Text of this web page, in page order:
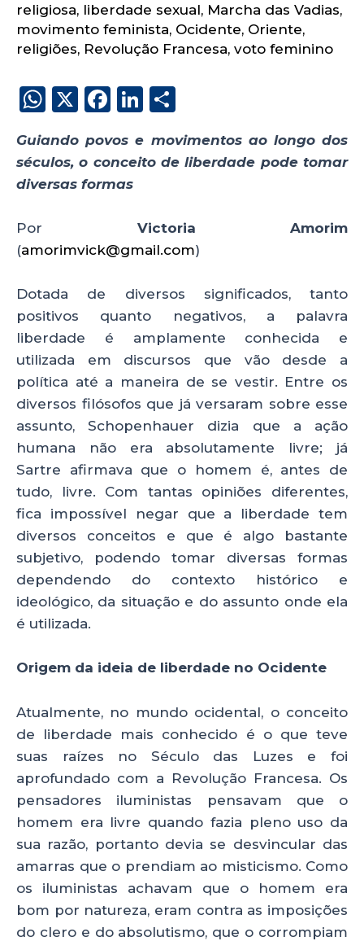
religiosa, liberdade sexual, Marcha das Vadias,
movimento feminista, Ocidente, Oriente,
religiões, Revolução Francesa, voto feminino
W
a
ts
p
X
F
c
e
o
Li
k
e
n
a
re
Guiando povos e movimentos ao longo dos
séculos, o conceito de liberdade pode tomar
diversas formas
Por Victoria Amorim
(amorimvick@gmail.com)
Dotada de diversos significados, tanto
positivos quanto negativos, a palavra
liberdade é amplamente conhecida e
utilizada em discursos que vão desde a
política até a maneira de se vestir. Entre os
diversos filósofos que já versaram sobre esse
assunto, Schopenhauer dizia que a ação
humana não era absolutamente livre; já
Sartre afirmava que o homem é, antes de
tudo, livre. Com tantas opiniões diferentes,
fica impossível negar que a liberdade tem
diversos conceitos e que é algo bastante
subjetivo, podendo tomar diversas formas
dependendo do contexto histórico e
ideológico, da situação e do assunto onde ela
é utilizada.
Origem da ideia de liberdade no Ocidente
Atualmente, no mundo ocidental, o conceito
de liberdade mais conhecido é o que teve
suas raízes no Século das Luzes e foi
aprofundado com a Revolução Francesa. Os
pensadores iluministas pensavam que o
homem era livre quando fazia pleno uso da
sua razão, portanto devia se desvincular das
amarras que o prendiam ao misticismo. Como
os iluministas achavam que o homem era
bom por natureza, eram contra as imposições
do clero e do absolutismo, que o corrompiam